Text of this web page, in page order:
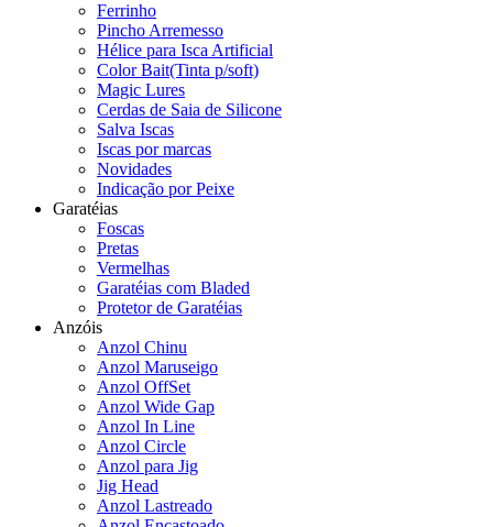
Ferrinho
Pincho Arremesso
Hélice para Isca Artificial
Color Bait(Tinta p/soft)
Magic Lures
Cerdas de Saia de Silicone
Salva Iscas
Iscas por marcas
Novidades
Indicação por Peixe
Garatéias
Foscas
Pretas
Vermelhas
Garatéias com Bladed
Protetor de Garatéias
Anzóis
Anzol Chinu
Anzol Maruseigo
Anzol OffSet
Anzol Wide Gap
Anzol In Line
Anzol Circle
Anzol para Jig
Jig Head
Anzol Lastreado